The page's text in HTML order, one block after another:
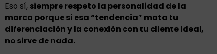
Eso sí, siempre respeto la personalidad de la
marca porque si esa “tendencia” mata tu
diferenciación y la conexión con tu cliente ideal,
no sirve de nada.